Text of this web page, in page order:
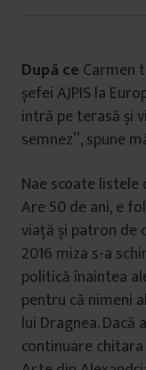
După ce Carmen
șefei AJPIS la
intră pe terasă și
semnez”, spune
Nae scoate
Are 50 de ani, e
viață și patron de
2016 miza s-a
politică înaintea
pentru că nimeni
lui Dragnea. Dacă
continuare